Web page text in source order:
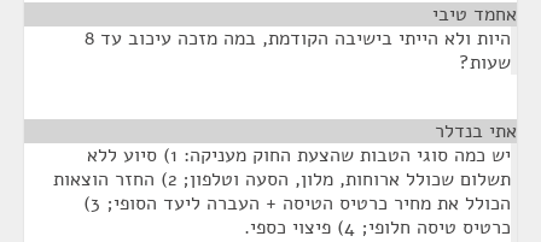
אחמד טיבי
היות ולא הייתי בישיבה הקודמת, במה מזכה עיכוב עד 8
שעות?
אתי בנדלר
יש כמה סוגי הטבות שהצעת החוק מעניקה: 1) סיוע ללא
תשלום שכולל ארוחות, מלון, הסעה וטלפון; 2) החזר הוצאות
הכולל את מחיר כרטיס הטיסה + העברה ליעד הסופי; 3)
כרטיס טיסה חלופי; 4) פיצוי כספי.